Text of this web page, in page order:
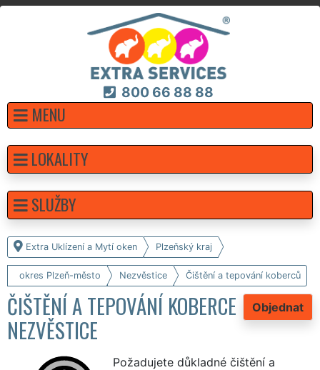
800 66 88 88
MENU
Extra Uklízení a Mytí oken Plzeňský kraj
okres Plzeň-město Nezvěstice Čištění a tepování koberců
Objednat
ČIŠTĚNÍ A TEPOVÁNÍ KOBERCE
NEZVĚSTICE
Požadujete důkladné čištění a
LOKALITY
SLUŽBY